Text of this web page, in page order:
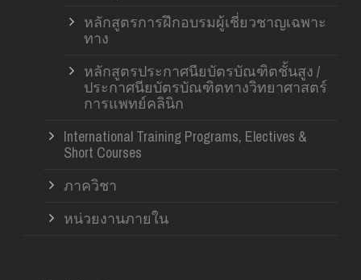
หลักสูตรการฝึกอบรมผู้เชี่ยวชาญเฉพาะ
ทาง
หลักสูตรประกาศนียบัตรบัณฑิตชั้นสูง /
ประกาศนียบัตรบัณฑิตทางวิทยาศาสตร์
การแพทย์คลินิก
International Training Programs, Electives &
Short Courses
ภาควิชา
หน่วยงานภายใน